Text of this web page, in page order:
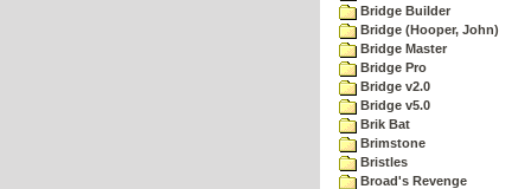
Bridge Builder
Bridge (Hooper, John)
Bridge Master
Bridge Pro
Bridge v2.0
Bridge v5.0
Brik Bat
Brimstone
Bristles
Broad's Revenge